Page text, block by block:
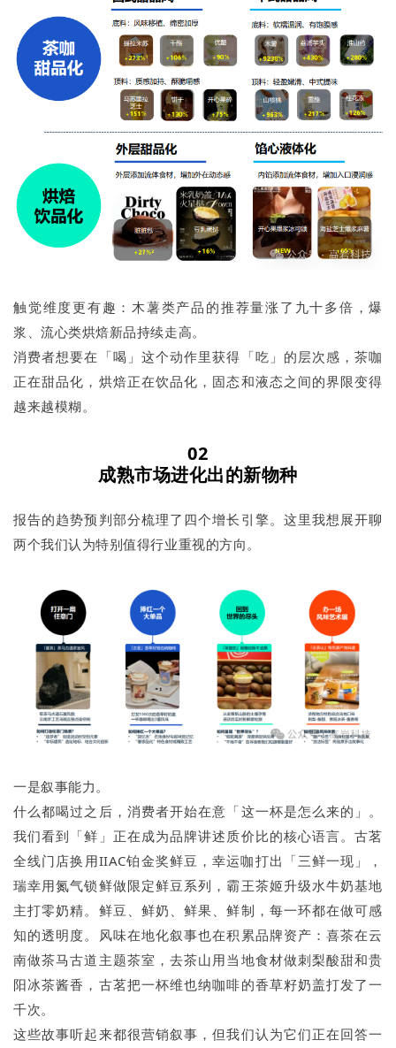
触觉维度更有趣：木薯类产品的推荐量涨了九十多倍，爆
浆、流心类烘焙新品持续走高。
消费者想要在「喝」这个动作里获得「吃」的层次感，茶咖
正在甜品化，烘焙正在饮品化，固态和液态之间的界限变得
越来越模糊。
02
成熟市场进化出的新物种
报告的趋势预判部分梳理了四个增长引擎。这里我想展开聊
两个我们认为特别值得行业重视的方向。
一是叙事能力。
什么都喝过之后，消费者开始在意「这一杯是怎么来的」。
我们看到「鲜」正在成为品牌讲述质价比的核心语言。古茗
全线门店换用IIAC铂金奖鲜豆，幸运咖打出「三鲜一现」，
瑞幸用氮气锁鲜做限定鲜豆系列，霸王茶姬升级水牛奶基地
主打零奶精。鲜豆、鲜奶、鲜果、鲜制，每一环都在做可感
知的透明度。风味在地化叙事也在积累品牌资产：喜茶在云
南做茶马古道主题茶室，去茶山用当地食材做刺梨酸甜和贵
阳冰茶酱香，古茗把一杯维也纳咖啡的香草籽奶盖打发了一
千次。
这些故事听起来都很营销叙事，但我们认为它们正在回答一